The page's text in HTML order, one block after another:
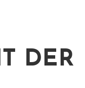
DER